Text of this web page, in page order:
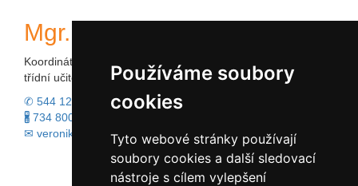
Používáme soubory
cookies
Tyto webové stránky používají
soubory cookies a další sledovací
nástroje s cílem vylepšení
Mgr. Veronika Horáková
Koordinátorka péče o nadané žáky
třídní učitel
✆ 544 120 324
🖁 734 800 547
✉ veronika.horakova@zsslapanice.cz